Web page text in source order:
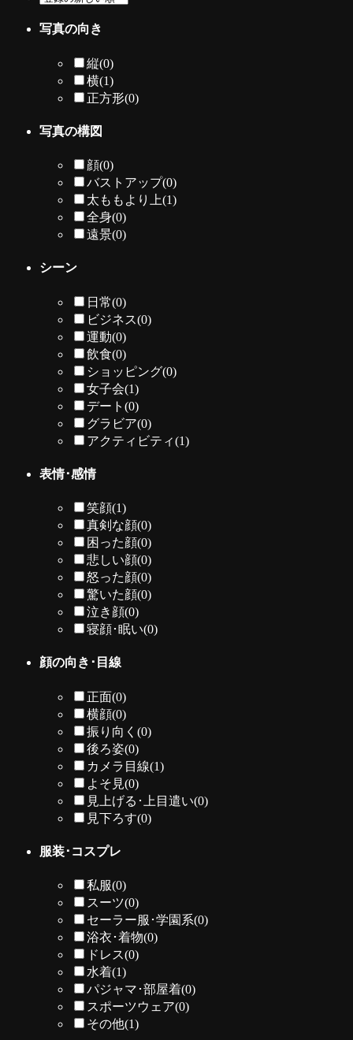
写真の向き
縦(0)
横(1)
正方形(0)
写真の構図
顔(0)
バストアップ(0)
太ももより上(1)
全身(0)
遠景(0)
シーン
日常(0)
ビジネス(0)
運動(0)
飲食(0)
ショッピング(0)
女子会(1)
デート(0)
グラビア(0)
アクティビティ(1)
表情･感情
笑顔(1)
真剣な顔(0)
困った顔(0)
悲しい顔(0)
怒った顔(0)
驚いた顔(0)
泣き顔(0)
寝顔･眠い(0)
顔の向き･目線
正面(0)
横顔(0)
振り向く(0)
後ろ姿(0)
カメラ目線(1)
よそ見(0)
見上げる･上目遣い(0)
見下ろす(0)
服装･コスプレ
私服(0)
スーツ(0)
セーラー服･学園系(0)
浴衣･着物(0)
ドレス(0)
水着(1)
パジャマ･部屋着(0)
スポーツウェア(0)
その他(1)